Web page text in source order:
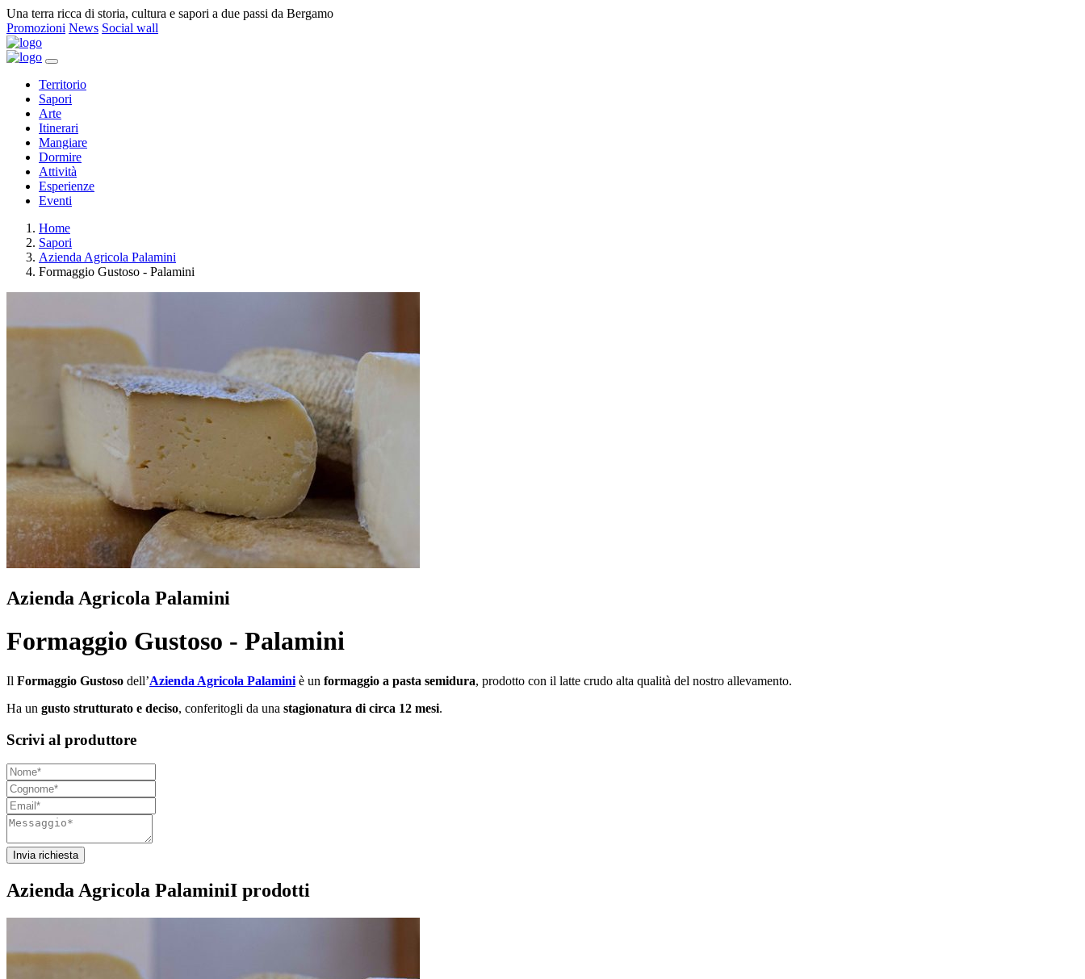
Una terra ricca di storia, cultura e sapori a due passi da Bergamo
Promozioni News Social wall
Territorio
Sapori
Arte
Itinerari
Mangiare
Dormire
Attività
Esperienze
Eventi
Home
Sapori
Azienda Agricola Palamini
Formaggio Gustoso - Palamini
Azienda Agricola Palamini
Formaggio Gustoso - Palamini
Il Formaggio Gustoso dell’Azienda Agricola Palamini è un formaggio a pasta semidura, prodotto con il latte crudo alta qualità del nostro allevamento.
Ha un gusto strutturato e deciso, conferitogli da una stagionatura di circa 12 mesi.
Scrivi al produttore
Invia richiesta
Azienda Agricola PalaminiI prodotti